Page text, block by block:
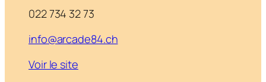
022 734 32 73
info@arcade84.ch
Voir le site